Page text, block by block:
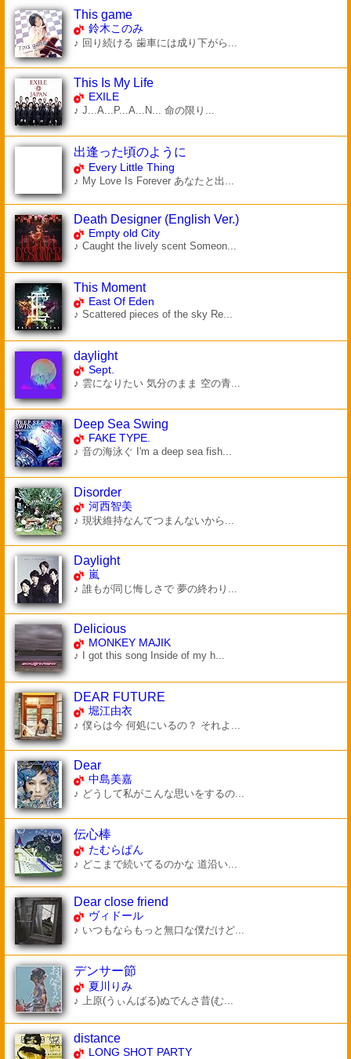
This game
鈴木このみ
♪ 回り続ける 歯車には成り下がら...
This Is My Life
EXILE
♪ J...A...P...A...N... 命の限り...
出逢った頃のように
Every Little Thing
♪ My Love Is Forever あなたと出...
Death Designer (English Ver.)
Empty old City
♪ Caught the lively scent Someon...
This Moment
East Of Eden
♪ Scattered pieces of the sky Re...
daylight
Sept.
♪ 雲になりたい 気分のまま 空の青...
Deep Sea Swing
FAKE TYPE.
♪ 音の海泳ぐ I'm a deep sea fish...
Disorder
河西智美
♪ 現状維持なんてつまんないから...
Daylight
嵐
♪ 誰もが同じ悔しさで 夢の終わり...
Delicious
MONKEY MAJIK
♪ I got this song Inside of my h...
DEAR FUTURE
堀江由衣
♪ 僕らは今 何処にいるの？ それよ...
Dear
中島美嘉
♪ どうして私がこんな思いをするの...
伝心棒
たむらぱん
♪ どこまで続いてるのかな 道沿い...
Dear close friend
ヴィドール
♪ いつもならもっと無口な僕だけど...
デンサー節
夏川りみ
♪ 上原(うぃんばる)ぬでんさ昔(む...
distance
LONG SHOT PARTY